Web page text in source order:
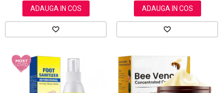
ADAUGA IN COS ADAUGA IN COS